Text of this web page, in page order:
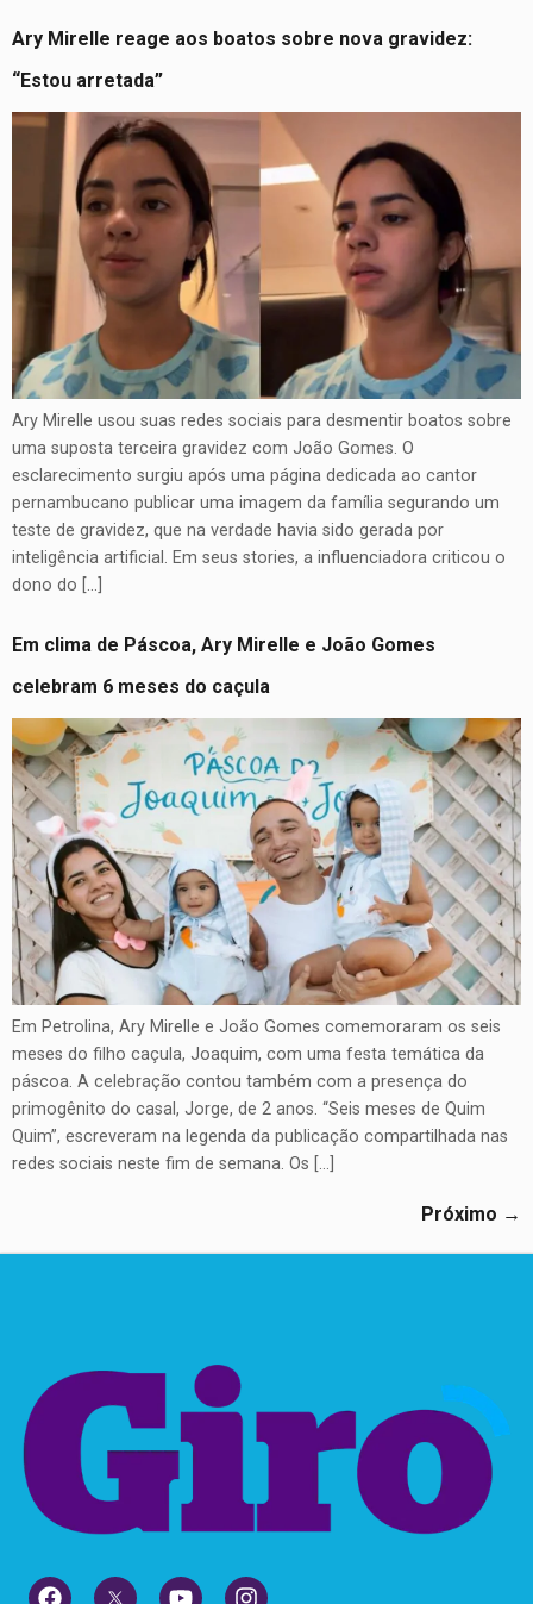
Ary Mirelle reage aos boatos sobre nova gravidez:
“Estou arretada”
Ary Mirelle usou suas redes sociais para desmentir boatos sobre
uma suposta terceira gravidez com João Gomes. O
esclarecimento surgiu após uma página dedicada ao cantor
pernambucano publicar uma imagem da família segurando um
teste de gravidez, que na verdade havia sido gerada por
inteligência artificial. Em seus stories, a influenciadora criticou o
dono do […]
Em clima de Páscoa, Ary Mirelle e João Gomes
celebram 6 meses do caçula
Em Petrolina, Ary Mirelle e João Gomes comemoraram os seis
meses do filho caçula, Joaquim, com uma festa temática da
páscoa. A celebração contou também com a presença do
primogênito do casal, Jorge, de 2 anos. “Seis meses de Quim
Quim”, escreveram na legenda da publicação compartilhada nas
redes sociais neste fim de semana. Os […]
Próximo →